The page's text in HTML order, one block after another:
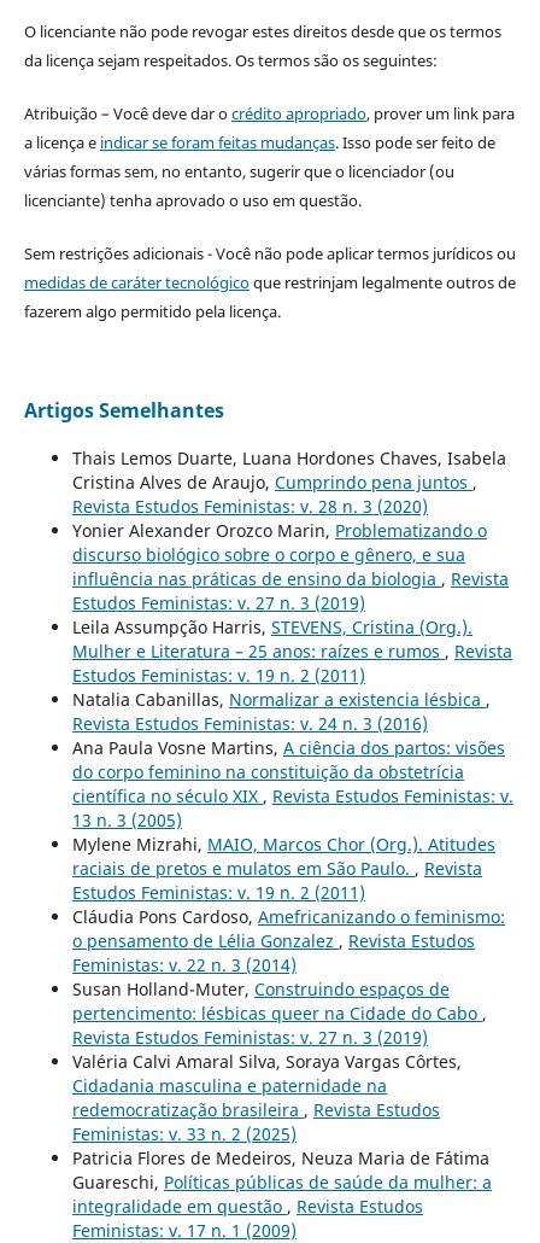
O licenciante não pode revogar estes direitos desde que os termos
da licença sejam respeitados. Os termos são os seguintes:
Atribuição – Você deve dar ocrédito apropriado, prover um link para
a licença e indicar se foram feitas mudanças. Isso pode ser feito de
várias formas sem, no entanto, sugerir que o licenciador (ou
licenciante) tenha aprovado o uso em questão.
Sem restrições adicionais - Você não pode aplicar termos jurídicos ou
medidas de caráter tecnológicoque restrinjam legalmente outros de
fazerem algo permitido pela licença.
Artigos Semelhantes
Thais Lemos Duarte, Luana Hordones Chaves, Isabela
Cristina Alves de Araujo, Cumprindo pena juntos ,
Revista Estudos Feministas: v. 28 n. 3 (2020)
Yonier Alexander Orozco Marin, Problematizando o
discurso biológico sobre o corpo e gênero, e sua
influência nas práticas de ensino da biologia , Revista
Estudos Feministas: v. 27 n. 3 (2019)
Leila Assumpção Harris, STEVENS, Cristina (Org.).
Mulher e Literatura – 25 anos: raízes e rumos , Revista
Estudos Feministas: v. 19 n. 2 (2011)
Natalia Cabanillas, Normalizar a existencia lésbica ,
Revista Estudos Feministas: v. 24 n. 3 (2016)
Ana Paula Vosne Martins, A ciência dos partos: visões
do corpo feminino na constituição da obstetrícia
científica no século XIX , Revista Estudos Feministas: v.
13 n. 3 (2005)
Mylene Mizrahi, MAIO, Marcos Chor (Org.). Atitudes
raciais de pretos e mulatos em São Paulo. , Revista
Estudos Feministas: v. 19 n. 2 (2011)
Cláudia Pons Cardoso, Amefricanizando o feminismo:
o pensamento de Lélia Gonzalez , Revista Estudos
Feministas: v. 22 n. 3 (2014)
Susan Holland-Muter, Construindo espaços de
pertencimento: lésbicas queer na Cidade do Cabo ,
Revista Estudos Feministas: v. 27 n. 3 (2019)
Valéria Calvi Amaral Silva, Soraya Vargas Côrtes,
Cidadania masculina e paternidade na
redemocratização brasileira , Revista Estudos
Feministas: v. 33 n. 2 (2025)
Patricia Flores de Medeiros, Neuza Maria de Fátima
Guareschi, Políticas públicas de saúde da mulher: a
integralidade em questão , Revista Estudos
Feministas: v. 17 n. 1 (2009)